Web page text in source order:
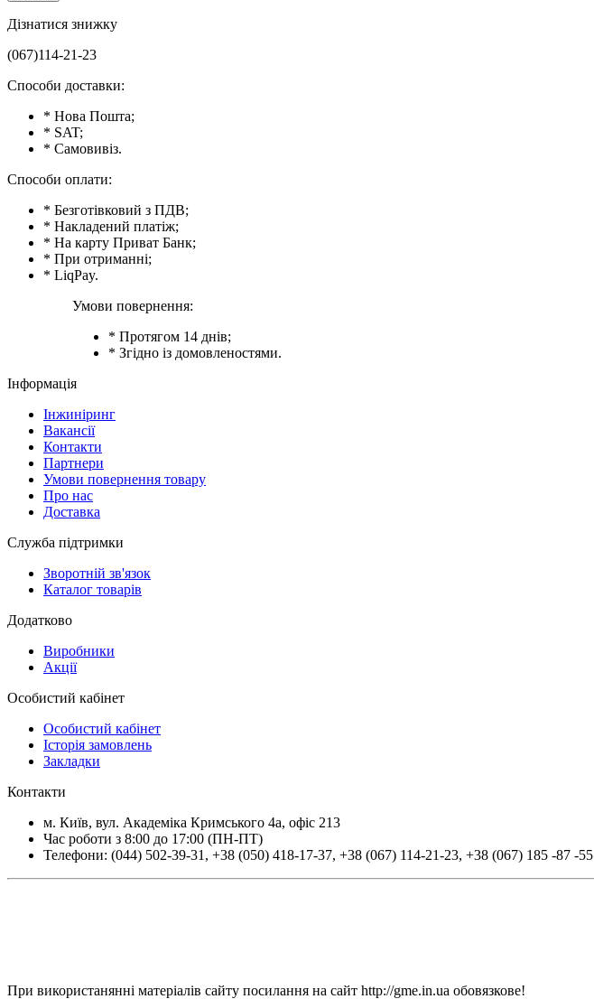
Дізнатися знижку
(067)114-21-23
Способи доставки:
* Нова Пошта;
* SAT;
* Самовивіз.
Способи оплати:
* Безготівковий з ПДВ;
* Накладений платіж;
* На карту Приват Банк;
* При отриманні;
* LiqPay.
Умови повернення:
* Протягом 14 днів;
* Згідно із домовленостями.
Інформація
Інжиніринг
Вакансії
Контакти
Партнери
Умови повернення товару
Про нас
Доставка
Служба підтримки
Зворотній зв'язок
Каталог товарів
Додатково
Виробники
Акції
Особистий кабінет
Особистий кабінет
Історія замовлень
Закладки
Контакти
м. Київ, вул. Академіка Кримського 4а, офіс 213
Час роботи з 8:00 до 17:00 (ПН-ПТ)
Телефони: (044) 502-39-31 , +38 (050) 418-17-37, +38 (067) 114-21-23, +38 (067) 185 -87 -55
При використанянні матеріалів сайту посилання на сайт http://gme.in.ua обовязкове!